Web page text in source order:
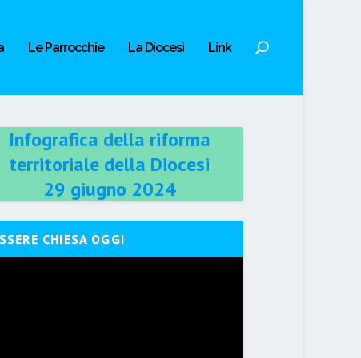
Le Parrocchie La Diocesi Link
Infografica della riforma
territoriale della Diocesi
29 giugno 2024
CHIESA OGGI